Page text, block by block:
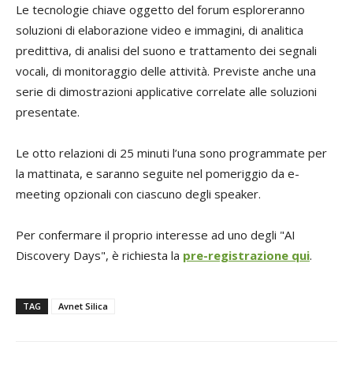
Le tecnologie chiave oggetto del forum esploreranno
soluzioni di elaborazione video e immagini, di analitica
predittiva, di analisi del suono e trattamento dei segnali
vocali, di monitoraggio delle attività. Previste anche una
serie di dimostrazioni applicative correlate alle soluzioni
presentate.
Le otto relazioni di 25 minuti l’una sono programmate per
la mattinata, e saranno seguite nel pomeriggio da e-
meeting opzionali con ciascuno degli speaker.
Per confermare il proprio interesse ad uno degli "AI
Discovery Days", è richiesta la pre-registrazione qui.
TAG Avnet Silica